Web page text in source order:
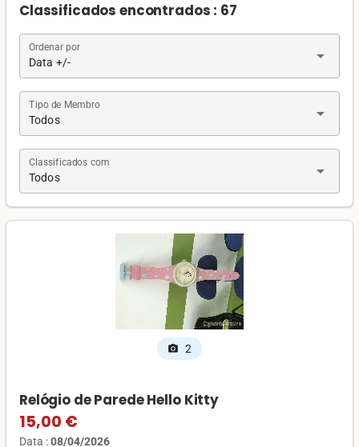
Classificados encontrados : 67
Data +/-
Ordenar por arrow_drop_down
Todos
Tipo de Membro arrow_drop_down
Todos
Classificados com arrow_drop_down
photo_camera 2
Relógio de Parede Hello Kitty
15,00 €
Data :08/04/2026